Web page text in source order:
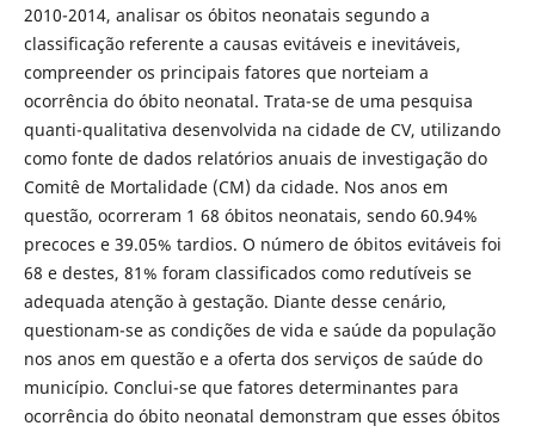
2010-2014, analisar os óbitos neonatais segundo a
classificação referente a causas evitáveis e inevitáveis,
compreender os principais fatores que norteiam a
ocorrência do óbito neonatal. Trata-se de uma pesquisa
quanti-qualitativa desenvolvida na cidade de CV, utilizando
como fonte de dados relatórios anuais de investigação do
Comitê de Mortalidade (CM) da cidade. Nos anos em
questão, ocorreram 1 68 óbitos neonatais, sendo 60.94%
precoces e 39.05% tardios. O número de óbitos evitáveis foi
68 e destes, 81% foram classificados como redutíveis se
adequada atenção à gestação. Diante desse cenário,
questionam-se as condições de vida e saúde da população
nos anos em questão e a oferta dos serviços de saúde do
município. Conclui-se que fatores determinantes para
ocorrência do óbito neonatal demonstram que esses óbitos